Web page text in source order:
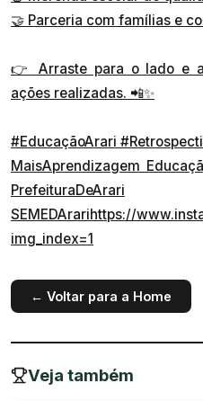
🤝 Parceria com famílias e
👉 Arraste para o lado e
ações realizadas. 📲✨
#EducaçãoArari
MaisAprendizagem
PrefeituraDeArari
SEMEDArarihttps://
img_index=1
← Voltar para a Home
Veja também